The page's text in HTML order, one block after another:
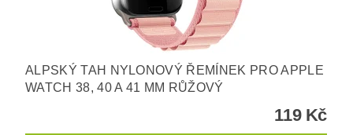
ALPSKÝ TAH NYLONOVÝ ŘEMÍNEK PRO APPLE
WATCH 38, 40 A 41 MM RŮŽOVÝ
119 Kč